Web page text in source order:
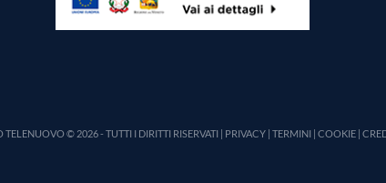
TELENUOVO © 2026 - TUTTI I DIRITTI RISERVATI | PRIVACY | TERMINI | COOKIE |